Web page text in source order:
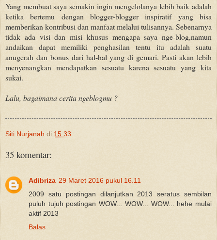
Yang membuat saya semakin ingin mengelolanya lebih baik adalah
ketika bertemu dengan blogger-blogger inspiratif yang bisa
memberikan kontribusi dan manfaat melalui tulisannya. Sebenarnya
tidak ada visi dan misi khusus mengapa saya nge-blog,namun
andaikan
dapat memiliki penghasilan tentu itu adalah suatu
anugerah dan bonus dari hal-hal yang di gemari. Pasti akan lebih
menyenangkan mendapatkan sesuatu karena sesuatu yang kita
sukai.
Lalu, bagaimana cerita ngeblogmu ?
Siti Nurjanah di 15.33
35 komentar:
Adibriza 29 Maret 2016 pukul 16.11
2009 satu postingan dilanjutkan 2013 seratus sembilan
puluh tujuh postingan WOW... WOW... WOW... hehe mulai
aktif 2013
Balas